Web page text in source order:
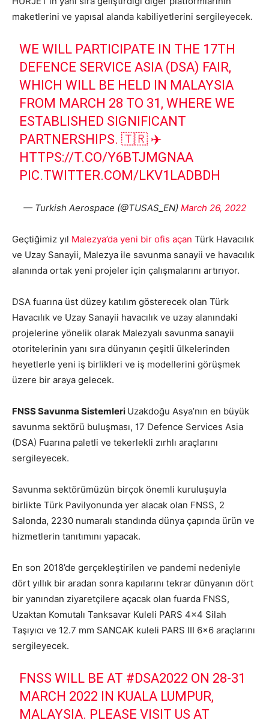
maketlerini ve yapısal alanda kabiliyetlerini sergileyecek.
WE WILL PARTICIPATE IN THE 17TH
DEFENCE SERVICE ASIA (DSA) FAIR,
WHICH WILL BE HELD IN MALAYSIA
FROM MARCH 28 TO 31, WHERE WE
ESTABLISHED SIGNIFICANT
PARTNERSHIPS. 🇹🇷 ✈️
HTTPS://T.CO/Y6BTJMGNAA
PIC.TWITTER.COM/LKV1LADBDH
— Turkish Aerospace (@TUSAS_EN) March 26, 2022
Geçtiğimiz yıl Malezya’da yeni bir ofis açan Türk Havacılık
ve Uzay Sanayii, Malezya ile savunma sanayii ve havacılık
alanında ortak yeni projeler için çalışmalarını artırıyor.
DSA fuarına üst düzey katılım gösterecek olan Türk
Havacılık ve Uzay Sanayii havacılık ve uzay alanındaki
projelerine yönelik olarak Malezyalı savunma sanayii
otoritelerinin yanı sıra dünyanın çeşitli ülkelerinden
heyetlerle yeni iş birlikleri ve iş modellerini görüşmek
üzere bir araya gelecek.
FNSS Savunma Sistemleri Uzakdoğu Asya’nın en büyük
savunma sektörü buluşması, 17 Defence Services Asia
(DSA) Fuarına paletli ve tekerlekli zırhlı araçlarını
sergileyecek.
Savunma sektörümüzün birçok önemli kuruluşuyla
birlikte Türk Pavilyonunda yer alacak olan FNSS, 2
Salonda, 2230 numaralı standında dünya çapında ürün ve
hizmetlerin tanıtımını yapacak.
En son 2018’de gerçekleştirilen ve pandemi nedeniyle
dört yıllık bir aradan sonra kapılarını tekrar dünyanın dört
bir yanından ziyaretçilere açacak olan fuarda FNSS,
Uzaktan Komutalı Tanksavar Kuleli PARS 4×4 Silah
Taşıyıcı ve 12.7 mm SANCAK kuleli PARS III 6×6 araçlarını
sergileyecek.
FNSS WILL BE AT #DSA2022 ON 28-31
MARCH 2022 IN KUALA LUMPUR,
MALAYSIA. PLEASE VISIT US AT